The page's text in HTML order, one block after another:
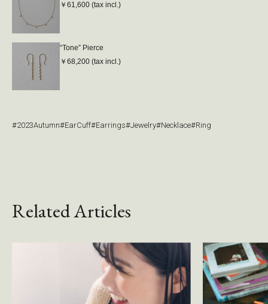
￥61,600 (tax incl.)
“Tone” Pierce
￥68,200 (tax incl.)
#2023Autumn#EarCuff#Earrings#Jewelry#Necklace#Ring
Related Articles